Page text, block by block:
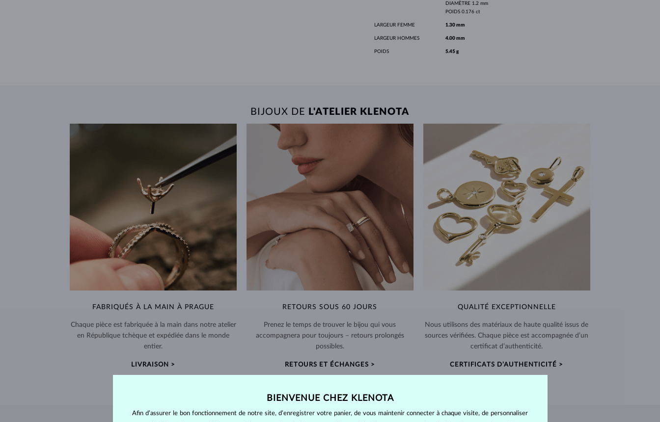
DIAMÈTRE 1.2 mm
POIDS 0.176 ct
LARGEUR FEMME 1.30 mm
LARGEUR HOMMES 4.00 mm
POIDS 5.45 g
BIJOUX DE L'ATELIER KLENOTA
FABRIQUÉS À LA MAIN À PRAGUE
Chaque pièce est fabriquée à la main dans notre atelier
en République tchèque et expédiée dans le monde
entier.
LIVRAISON >
RETOURS SOUS 60 JOURS
Prenez le temps de trouver le bijou qui vous
accompagnera pour toujours – retours prolongés
possibles.
RETOURS ET ÉCHANGES >
QUALITÉ EXCEPTIONNELLE
Nous utilisons des matériaux de haute qualité issus de
sources vérifiées. Chaque pièce est accompagnée d’un
certificat d’authenticité.
CERTIFICATS D’AUTHENTICITÉ >
BIENVENUE CHEZ KLENOTA
Afin d’assurer le bon fonctionnement de notre site, d’enregistrer votre panier, de vous maintenir connecter à chaque visite, de personnaliser